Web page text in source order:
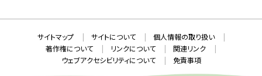
ン
で
開
き
ま
す
サイトマップ サイトについて
個人情報の取り扱い
著作権について
リンクについて
関連リンク
ウェブアクセシビリティについて
免責事項